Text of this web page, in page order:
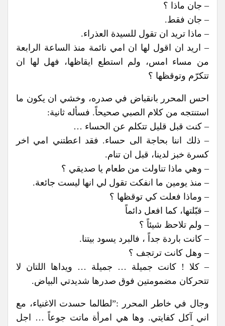
– جان ماذا ؟
– جان فقط.
– ماذا تريد ان تقول للسيدة العذراء.
– اريد ان اقول لها ان امي نائمة منذ الساعة الرابعة
من مساء امس، ولم استطع ايقاظها، فهل لها ان
تتكرّم وتوقظها ؟
احس المحرر بانقباض في صدره، وخشي ان يكون ما
استنتجه من كلام الصبي صحيحاً. فسأله ثانية:
– كنت قبل قليل تتكلم عن الحساء …
– ذلك اننا بحاجة الى حساء. فقد اعطتني امي اخر
كسرة خبز لدينا، قبل ان تنام.
– وهي ماذا تناولت من طعام يا صديقي ؟
– منذ يومين ما انفكت تقول لي انها ليست جائعة.
– وماذا فعلت كي توقظها ؟
– قبّلتها، كما افعل دائماً
– ولم تلاحظ شيئاً ؟
– كانت باردة جداً ، فالبرد يسود بيتنا.
– وهل كانت ترتجف ؟
– كلا ! كانت جميلة … جميلة … ويداها اللتان لا
تتحركان مضمومتين فوق صدرها شديدتي البياض.
وجال في خاطر المحرر :”لطالما حسدت الاغنياء، مع
اني آكل كفايتي. وها هي امرأة ماتت جوعاً … اجل